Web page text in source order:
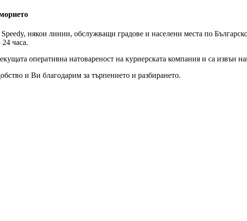
някои линии, обслужващи градове и населени места по
часа.
оперативна натовареност на куриерската компания и са извън
и Ви благодарим за търпението и разбирането.